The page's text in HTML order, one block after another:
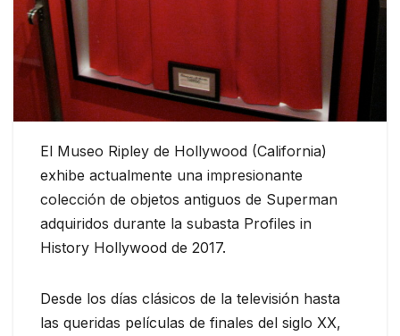
El Museo Ripley de Hollywood (California)
exhibe actualmente una impresionante
colección de objetos antiguos de Superman
adquiridos durante la subasta Profiles in
History Hollywood de 2017.
Desde los días clásicos de la televisión hasta
las queridas películas de finales del siglo XX,